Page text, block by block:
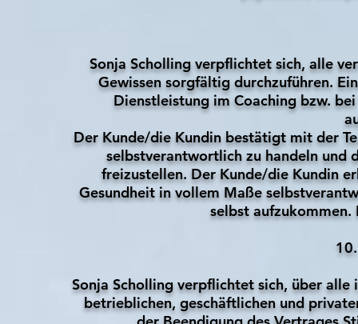
Sonja Scholling verpflichtet sich, alle
Gewissen sorgfältig durchzuführen.
Dienstleistung im Coaching bzw.
Der Kunde/die Kundin bestätigt mit der
selbstverantwortlich zu handeln und
freizustellen. Der Kunde/die Kundin
Gesundheit in vollem Maße
selbst aufzukommen.
Sonja Scholling verpflichtet sich, über
betrieblichen, geschäftlichen und